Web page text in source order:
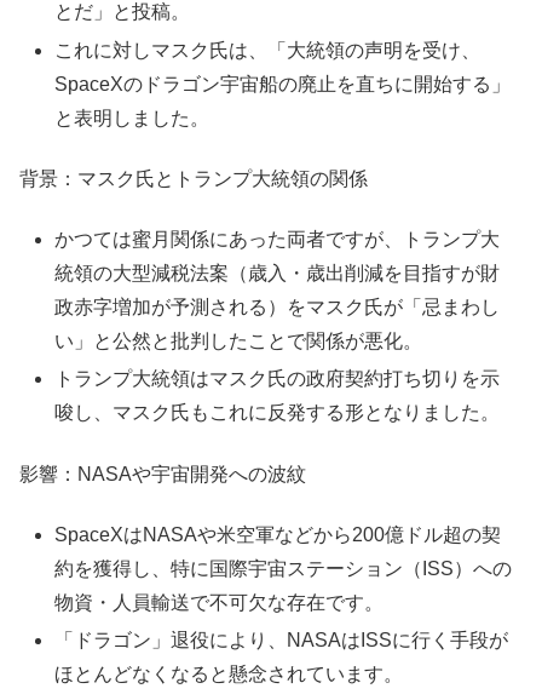
とだ」と投稿。
これに対しマスク氏は、「大統領の声明を受け、
SpaceXのドラゴン宇宙船の廃止を直ちに開始する」
と表明しました。
背景：マスク氏とトランプ大統領の関係
かつては蜜月関係にあった両者ですが、トランプ大
統領の大型減税法案（歳入・歳出削減を目指すが財
政赤字増加が予測される）をマスク氏が「忌まわし
い」と公然と批判したことで関係が悪化。
トランプ大統領はマスク氏の政府契約打ち切りを示
唆し、マスク氏もこれに反発する形となりました。
影響：NASAや宇宙開発への波紋
SpaceXはNASAや米空軍などから200億ドル超の契
約を獲得し、特に国際宇宙ステーション（ISS）への
物資・人員輸送で不可欠な存在です。
「ドラゴン」退役により、NASAはISSに行く手段が
ほとんどなくなると懸念されています。